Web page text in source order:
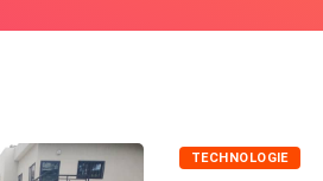
TECHNOLOGIE